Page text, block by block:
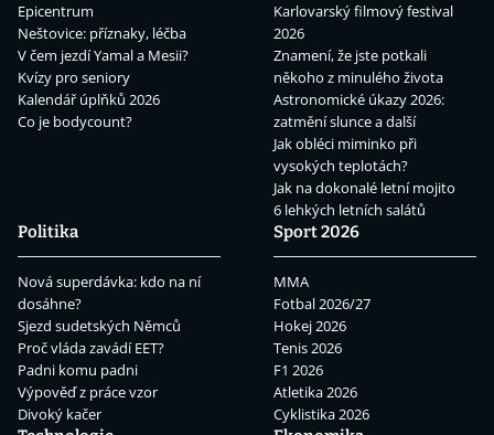
Epicentrum
Neštovice: příznaky, léčba
V čem jezdí Yamal a Mesii?
Kvízy pro seniory
Kalendář úplňků 2026
Co je bodycount?
Karlovarský filmový festival
2026
Znamení, že jste potkali
někoho z minulého života
Astronomické úkazy 2026:
zatmění slunce a další
Jak obléci miminko při
vysokých teplotách?
Jak na dokonalé letní mojito
6 lehkých letních salátů
Politika
Nová superdávka: kdo na ní
dosáhne?
Sjezd sudetských Němců
Proč vláda zavádí EET?
Padni komu padni
Výpověď z práce vzor
Divoký kačer
Sport 2026
MMA
Fotbal 2026/27
Hokej 2026
Tenis 2026
F1 2026
Atletika 2026
Cyklistika 2026